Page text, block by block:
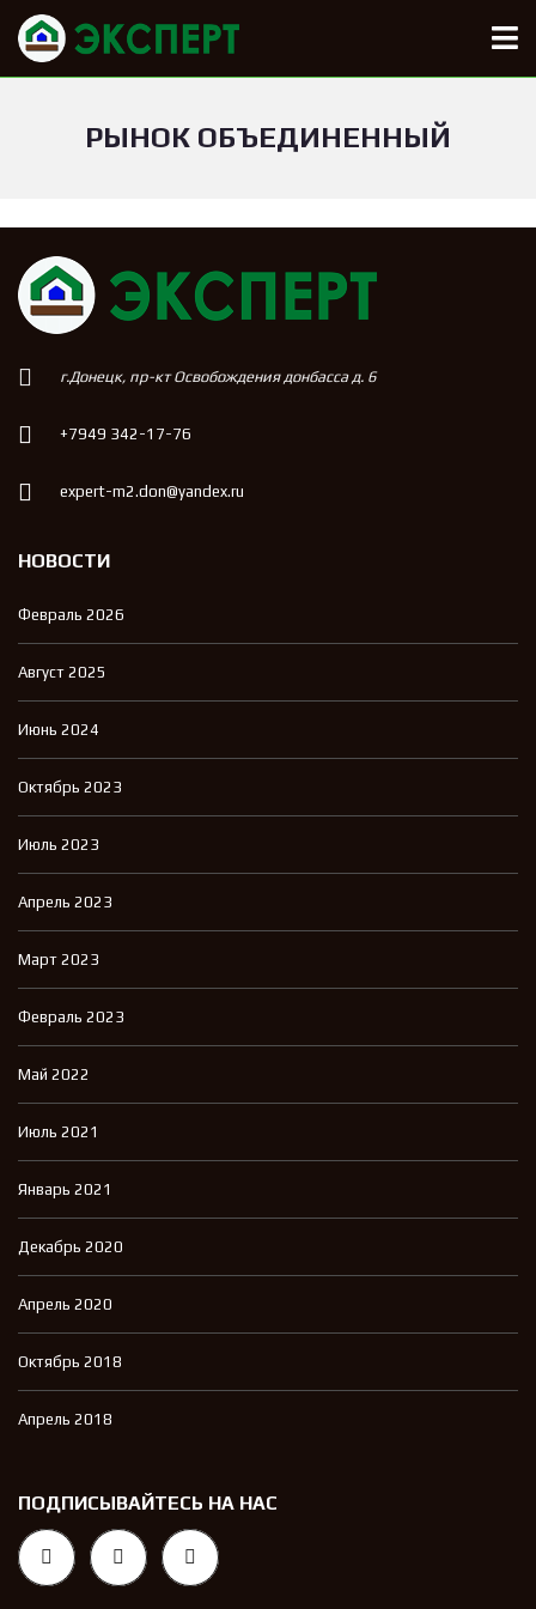
РЫНОК ОБЪЕДИНЕННЫЙ
г.Донецк, пр-кт Освобождения донбасса д. 6
+7949 342-17-76
expert-m2.don@yandex.ru
НОВОСТИ
Февраль 2026
Август 2025
Июнь 2024
Октябрь 2023
Июль 2023
Апрель 2023
Март 2023
Февраль 2023
Май 2022
Июль 2021
Январь 2021
Декабрь 2020
Апрель 2020
Октябрь 2018
Апрель 2018
ПОДПИСЫВАЙТЕСЬ НА НАС